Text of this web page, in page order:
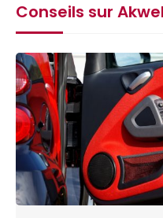
Conseils sur Akwel